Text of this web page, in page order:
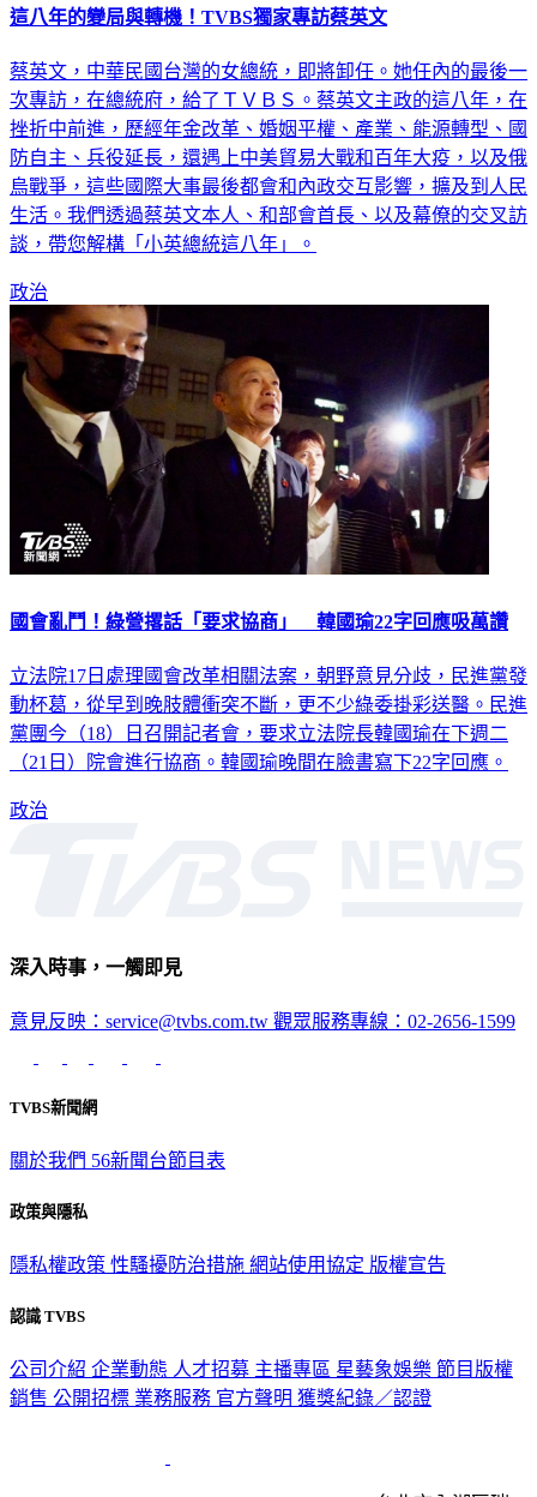
這八年的變局與轉機！TVBS獨家專訪蔡英文
蔡英文，中華民國台灣的女總統，即將卸任。她任內的最後一
次專訪，在總統府，給了ＴＶＢＳ。蔡英文主政的這八年，在
挫折中前進，歷經年金改革、婚姻平權、產業、能源轉型、國
防自主、兵役延長，還遇上中美貿易大戰和百年大疫，以及俄
烏戰爭，這些國際大事最後都會和內政交互影響，擴及到人民
生活。我們透過蔡英文本人、和部會首長、以及幕僚的交叉訪
談，帶您解構「小英總統這八年」。
政治
國會亂鬥！綠營撂話「要求協商」 韓國瑜22字回應吸萬讚
立法院17日處理國會改革相關法案，朝野意見分歧，民進黨發
動杯葛，從早到晚肢體衝突不斷，更不少綠委掛彩送醫。民進
黨團今（18）日召開記者會，要求立法院長韓國瑜在下週二
（21日）院會進行協商。韓國瑜晚間在臉書寫下22字回應。
政治
深入時事，一觸即見
意見反映：service@tvbs.com.tw 觀眾服務專線：02-2656-1599
TVBS新聞網
關於我們 56新聞台節目表
政策與隱私
隱私權政策 性騷擾防治措施 網站使用協定 版權宣告
認識 TVBS
公司介紹 企業動態 人才招募 主播專區 星藝象娛樂 節目版權
銷售 公開招標 業務服務 官方聲明 獲獎紀錄／認證